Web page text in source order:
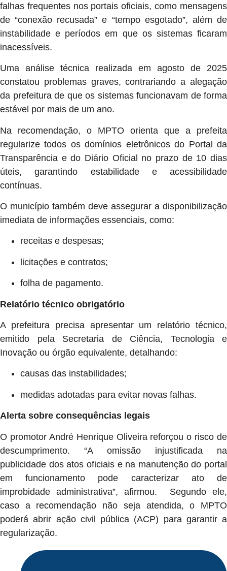
falhas frequentes nos portais oficiais, como mensagens
de “conexão recusada” e “tempo esgotado”, além de
instabilidade e períodos em que os sistemas ficaram
inacessíveis.
Uma análise técnica realizada em agosto de 2025
constatou problemas graves, contrariando a alegação
da prefeitura de que os sistemas funcionavam de forma
estável por mais de um ano.
Na recomendação, o MPTO orienta que a prefeita
regularize todos os domínios eletrônicos do Portal da
Transparência e do Diário Oficial no prazo de 10 dias
úteis, garantindo estabilidade e acessibilidade
contínuas.
O município também deve assegurar a disponibilização
imediata de informações essenciais, como:
receitas e despesas;
licitações e contratos;
folha de pagamento.
Relatório técnico obrigatório
A prefeitura precisa apresentar um relatório técnico,
emitido pela Secretaria de Ciência, Tecnologia e
Inovação ou órgão equivalente, detalhando:
causas das instabilidades;
medidas adotadas para evitar novas falhas.
Alerta sobre consequências legais
O promotor André Henrique Oliveira reforçou o risco de
descumprimento. “A omissão injustificada na
publicidade dos atos oficiais e na manutenção do portal
em funcionamento pode caracterizar ato de
improbidade administrativa”, afirmou. Segundo ele,
caso a recomendação não seja atendida, o MPTO
poderá abrir ação civil pública (ACP) para garantir a
regularização.